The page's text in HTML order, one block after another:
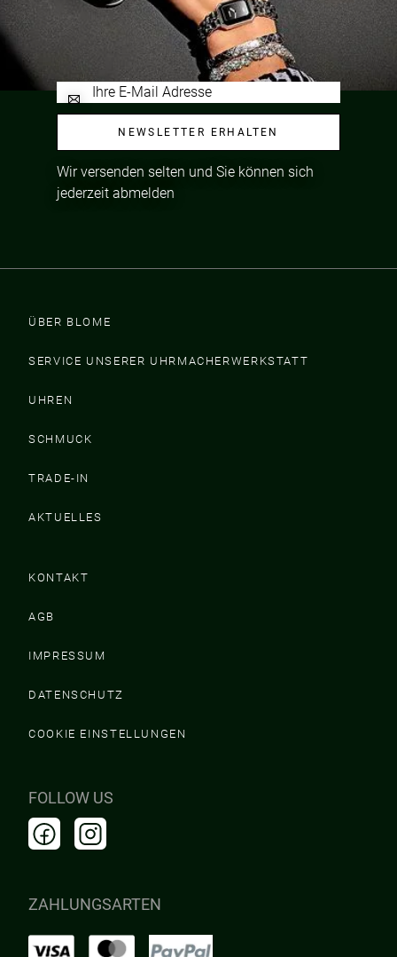
NEWSLETTER ERHALTEN
Wir versenden selten und Sie können sich
jederzeit abmelden
ÜBER BLOME
SERVICE UNSERER UHRMACHERWERKSTATT
UHREN
SCHMUCK
TRADE-IN
AKTUELLES
KONTAKT
AGB
IMPRESSUM
DATENSCHUTZ
COOKIE EINSTELLUNGEN
FOLLOW US
ZAHLUNGSARTEN